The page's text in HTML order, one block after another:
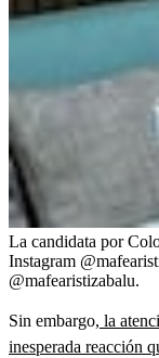
La candidata por
Instagram
@mafearistizabalu.
Sin embargo, la
inesperada reacción